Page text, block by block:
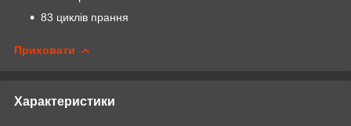
83 циклів прання
Приховати
Характеристики